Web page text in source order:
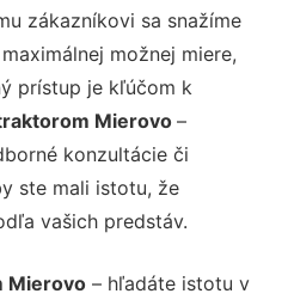
zákazníkovi sa snažíme
možnej miere,
prístup je kľúčom k
Mierovo–
konzultácie či
ste mali istotu, že
vašich predstáv.
Mierovo – hľadáte istotu v